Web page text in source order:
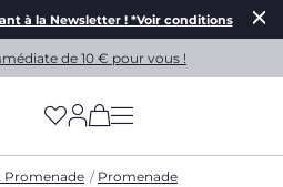
à la Newsletter ! *Voir conditions
de 10 € pour vous !
(has more options
Promenade
Promenade